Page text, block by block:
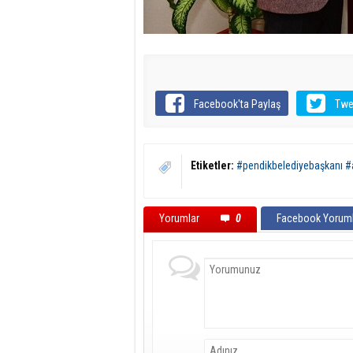
Facebook'ta Paylaş
Etiketler: #pendikbelediyebaşkanı
Yorumlar 0 Facebook